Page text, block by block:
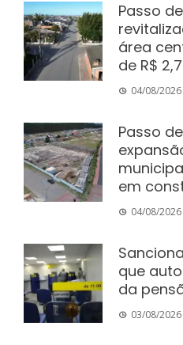
Passo
área
de R$
04/08/2026
Passo
em
04/08/2026
que
da
03/08/2026